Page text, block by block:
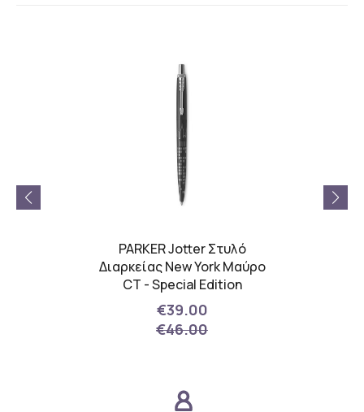
PARKER Jotter Στυλό
Διαρκείας New York Μαύρο
CT - Special Edition
€39.00
€46.00